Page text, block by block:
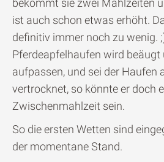
bekommt sie zwei Mahlzeiten
ist auch schon etwas erhöht.
definitiv immer noch zu wenig.
Pferdeapfelhaufen wird
aufpassen, und sei der Haufen
vertrocknet, so könnte er doch
Zwischenmahlzeit sein.
So die ersten Wetten sind
der momentane Stand.